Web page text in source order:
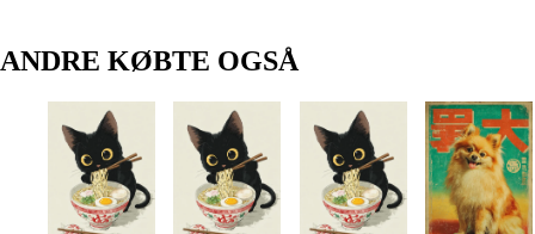
ANDRE KØBTE OGSÅ